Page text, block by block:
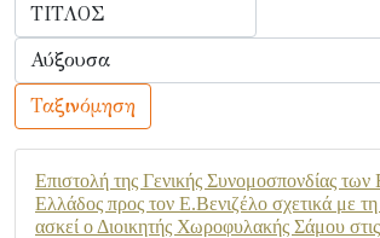
Ταξινόμηση
Επιστολή της Γενικής Συνομοσπονδίας των
Ελλάδος προς τον Ε.Βενιζέλο σχετικά με
ασκεί ο Διοικητής Χωροφυλακής Σάμου στις